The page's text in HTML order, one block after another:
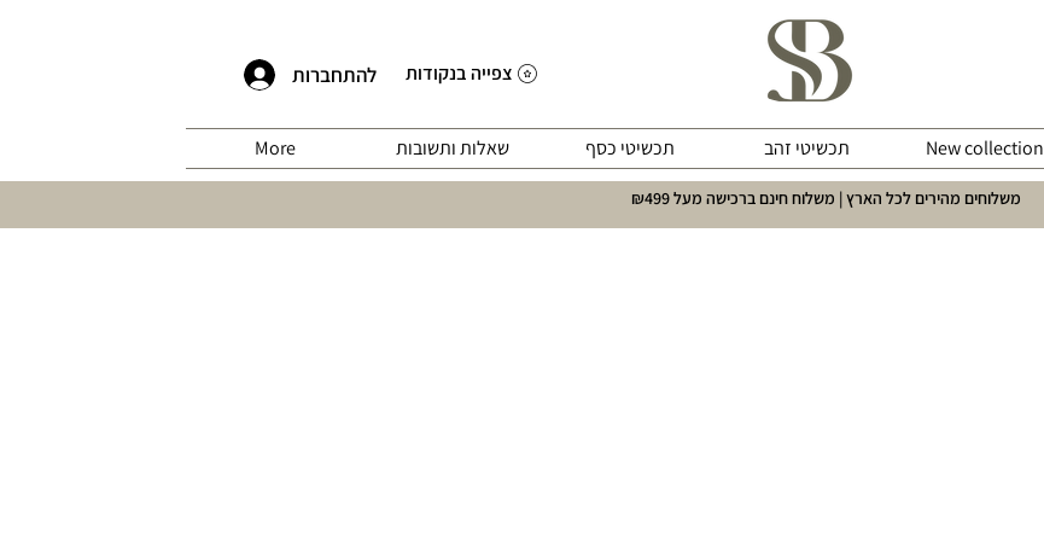
להתחברות צפייה בנקודות
New collection תכשיטי זהב תכשיטי כסף שאלות ותשובות More
משלוחים מהירים לכל הארץ | משלוח חינם ברכישה מעל ₪499